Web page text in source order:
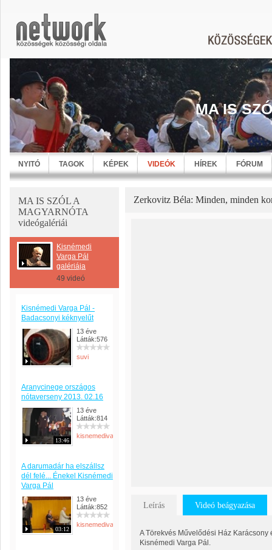
MA IS
NYITÓ TAGOK KÉPEK VIDEÓK HÍREK FÓRUM
MA IS SZÓL A
MAGYARNÓTA
videógalériái
Kisnémedi
Varga Pál
galériája
49 videó
Kisnémedi Varga Pál -
Badacsonyi kéknyelűt
13 éve
Látták:576
suvi
Aranycinege országos
nótaverseny 2013. 02.16
13:46
13 éve
Látták:814
kisnemedivargapal
A darumadár ha elszállsz
dél felé... Énekel Kisnémedi
Varga Pál
03:12
13 éve
Látták:852
kisnemedivargapal
Zerkovitz Béla: Minden, minden
Leírás Videó beágyazása
A Törekvés Művelődési Ház
Kisnémedi Varga Pál.